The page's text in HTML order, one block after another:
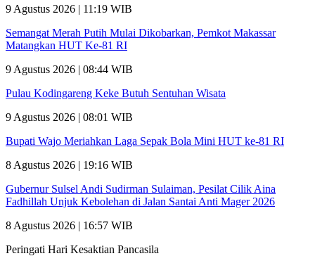
9 Agustus 2026 | 11:19 WIB
Semangat Merah Putih Mulai Dikobarkan, Pemkot Makassar
Matangkan HUT Ke-81 RI
9 Agustus 2026 | 08:44 WIB
Pulau Kodingareng Keke Butuh Sentuhan Wisata
9 Agustus 2026 | 08:01 WIB
Bupati Wajo Meriahkan Laga Sepak Bola Mini HUT ke-81 RI
8 Agustus 2026 | 19:16 WIB
Gubernur Sulsel Andi Sudirman Sulaiman, Pesilat Cilik Aina
Fadhillah Unjuk Kebolehan di Jalan Santai Anti Mager 2026
8 Agustus 2026 | 16:57 WIB
Peringati Hari Kesaktian Pancasila